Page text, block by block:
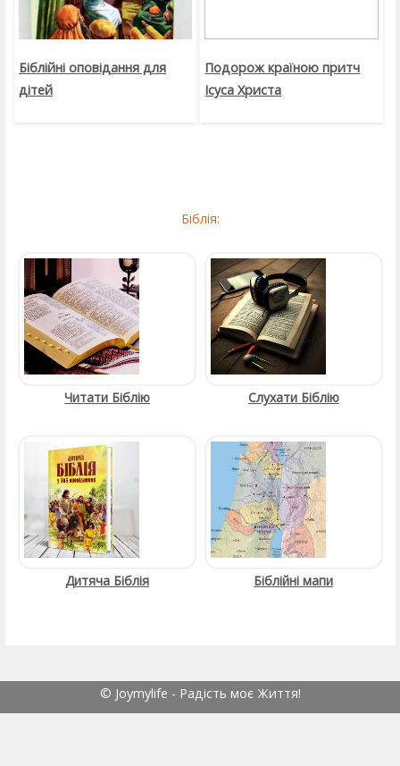
Біблійні оповідання для
дітей
Подорож країною притч
Ісуса Христа
Біблія:
Читати Біблію Слухати Біблію
Дитяча Біблія Біблійні мапи
© Joymylife - Радість моє Життя!